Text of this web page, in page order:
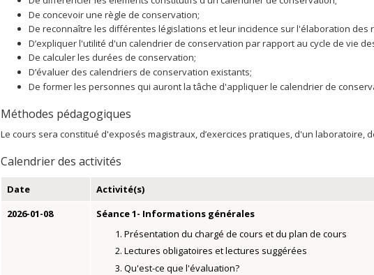
De concevoir une règle de conservation;
De reconnaître les différentes législations et leur incidence sur l'élaboration des
D’expliquer l'utilité d'un calendrier de conservation par rapport au cycle de vie
De calculer les durées de conservation;
D’évaluer des calendriers de conservation existants;
De former les personnes qui auront la tâche d'appliquer le calendrier de
Méthodes pédagogiques
Le cours sera constitué d'exposés magistraux, d’exercices pratiques, d'un laboratoire,
Calendrier des activités
Date Activité(s)
2026-01-08
Séance 1- Informations générales
Présentation du chargé de cours et du plan de cours
Lectures obligatoires et lectures suggérées
Qu'est-ce que l'évaluation?